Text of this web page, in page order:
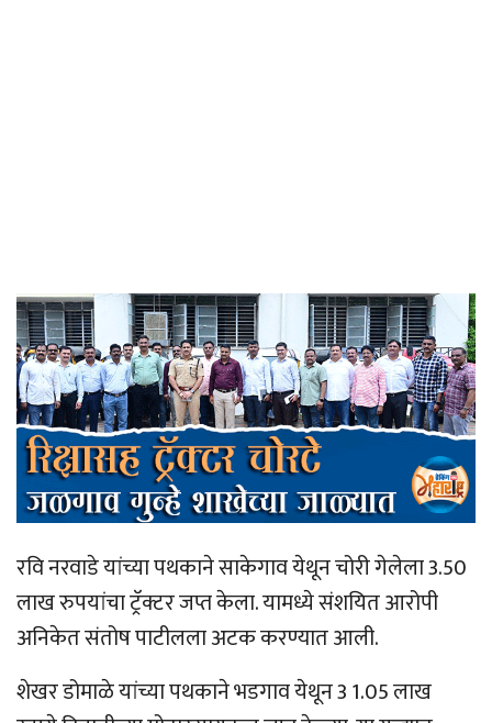
रवि नरवाडे यांच्या पथकाने साकेगाव येथून चोरी गेलेला 3.50
लाख रुपयांचा ट्रॅक्टर जप्त केला. यामध्ये संशयित आरोपी
अनिकेत संतोष पाटीलला अटक करण्यात आली.
शेखर डोमाळे यांच्या पथकाने भडगाव येथून 3 1.05 लाख